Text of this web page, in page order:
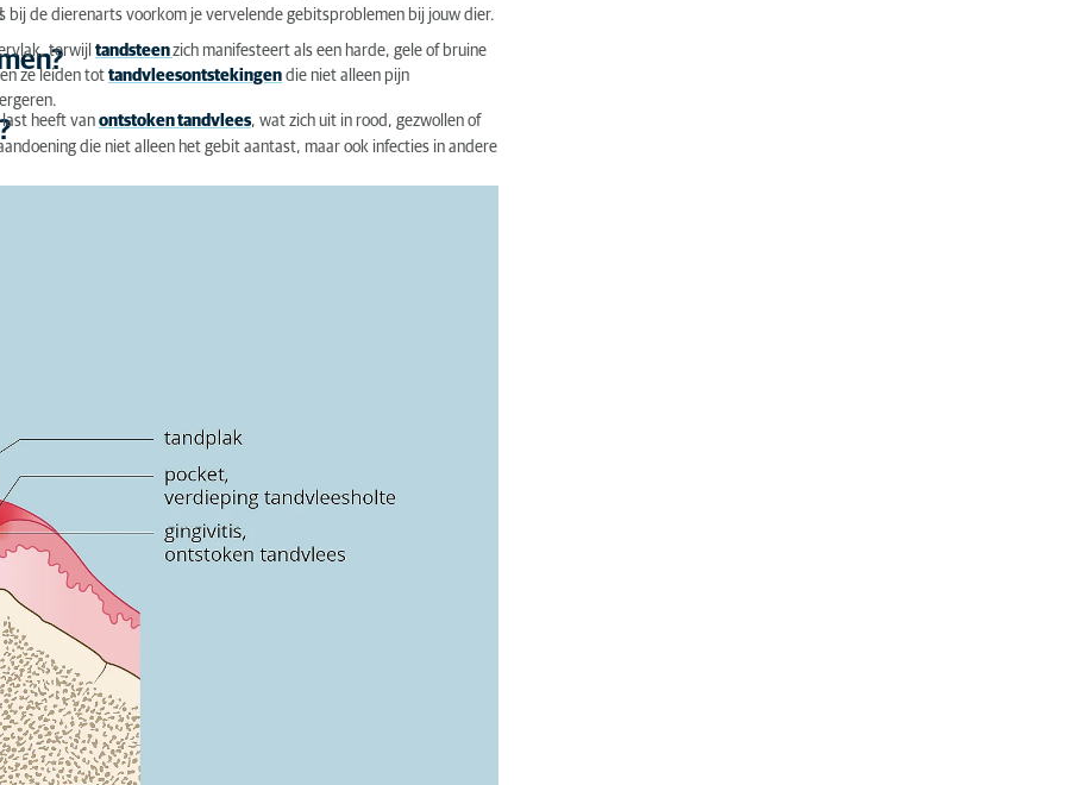
de dierenarts voorkom je vervelende gebitsproblemen bij jouw dier.
terwijl tandsteenzich manifesteert als een harde, gele of bruine
ze leiden tot tandvleesontstekingen die niet alleen pijn
heeft van ontstoken tandvlees, wat zich uit in rood, gezwollen of
die niet alleen het gebit aantast, maar ook infecties in andere